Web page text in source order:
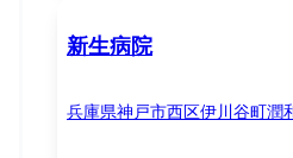
新生病院
兵庫県神戸市西区伊川谷町潤